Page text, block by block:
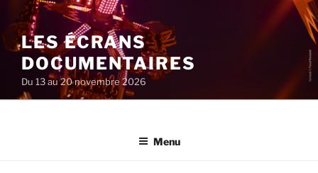
au
contenu
principal
LES ÉCRANS
DOCUMENTAIRES
Du 13 au 20 novembre 2026
Menu